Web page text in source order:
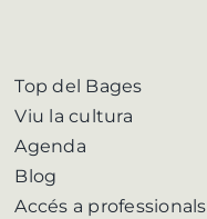
Top del Bages
Viu la cultura
Agenda
Blog
Accés a professionals